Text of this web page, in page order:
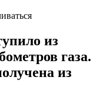
из
газа.
из